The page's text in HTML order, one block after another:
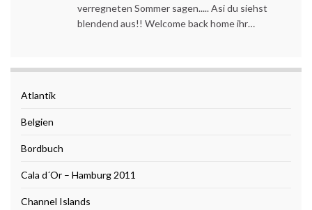
verregneten Sommer sagen..... Asi du siehst
blendend aus!! Welcome back home ihr…
Atlantik
Belgien
Bordbuch
Cala d´Or – Hamburg 2011
Channel Islands